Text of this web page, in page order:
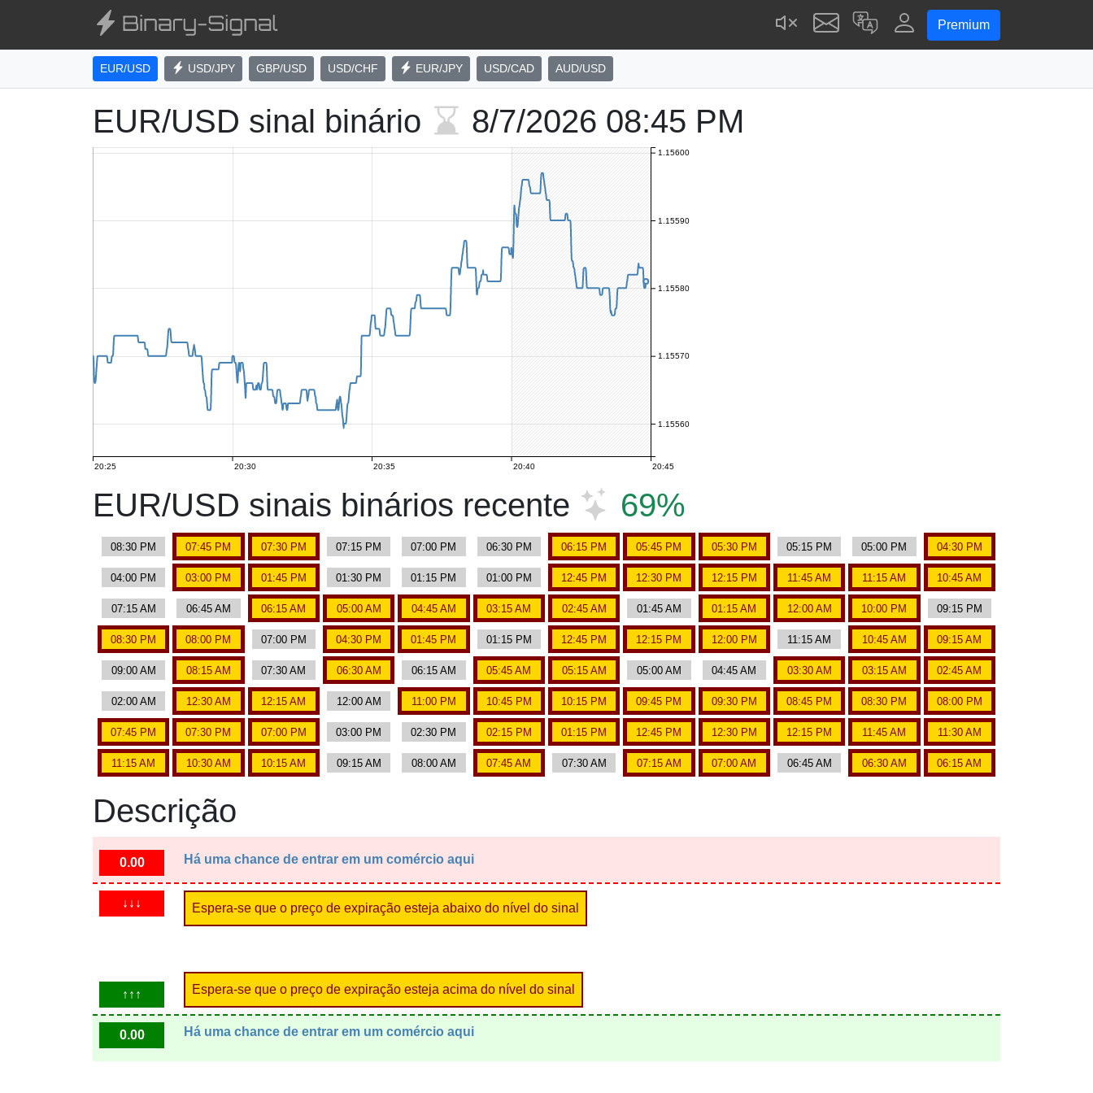
Premium
EUR/USD USD/JPY GBP/USD USD/CHF EUR/JPY USD/CAD AUD/USD
EUR/USD sinal binário 8/7/2026 08:45 PM
20:25 20:30 20:35 20:40 20:45
1.15560
1.15570
1.15580
1.15590
1.15600
EUR/USD sinais binários recente 69%
08:30 PM 07:45 PM 07:30 PM 07:15 PM 07:00 PM 06:30 PM 06:15 PM 05:45 PM 05:30 PM 05:15 PM 05:00 PM 04:30 PM
04:00 PM 03:00 PM 01:45 PM 01:30 PM 01:15 PM 01:00 PM 12:45 PM 12:30 PM 12:15 PM 11:45 AM 11:15 AM 10:45 AM
07:15 AM 06:45 AM 06:15 AM 05:00 AM 04:45 AM 03:15 AM 02:45 AM 01:45 AM 01:15 AM 12:00 AM 10:00 PM 09:15 PM
08:30 PM 08:00 PM 07:00 PM 04:30 PM 01:45 PM 01:15 PM 12:45 PM 12:15 PM 12:00 PM 11:15 AM 10:45 AM 09:15 AM
09:00 AM 08:15 AM 07:30 AM 06:30 AM 06:15 AM 05:45 AM 05:15 AM 05:00 AM 04:45 AM 03:30 AM 03:15 AM 02:45 AM
02:00 AM 12:30 AM 12:15 AM 12:00 AM 11:00 PM 10:45 PM 10:15 PM 09:45 PM 09:30 PM 08:45 PM 08:30 PM 08:00 PM
07:45 PM 07:30 PM 07:00 PM 03:00 PM 02:30 PM 02:15 PM 01:15 PM 12:45 PM 12:30 PM 12:15 PM 11:45 AM 11:30 AM
11:15 AM 10:30 AM 10:15 AM 09:15 AM 08:00 AM 07:45 AM 07:30 AM 07:15 AM 07:00 AM 06:45 AM 06:30 AM 06:15 AM
Descrição
0.00 Há uma chance de entrar em um comércio aqui
↓↓↓ Espera-se que o preço de expiração esteja abaixo do nível do sinal
↑↑↑ Espera-se que o preço de expiração esteja acima do nível do sinal
0.00 Há uma chance de entrar em um comércio aqui